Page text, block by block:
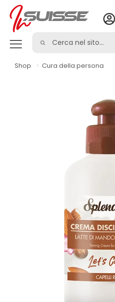
Shop > Cura della persona